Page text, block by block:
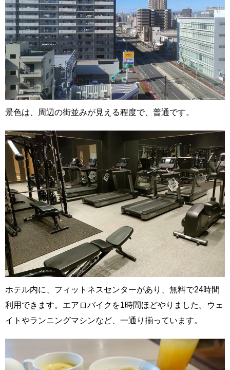
景色は、周辺の街並みが見える程度で、普通です。
ホテル内に、フィットネスセンターがあり、無料で24時間
利用できます。エアロバイクを1時間ほどやりました。ウェ
イトやランニングマシンなど、一通り揃っています。